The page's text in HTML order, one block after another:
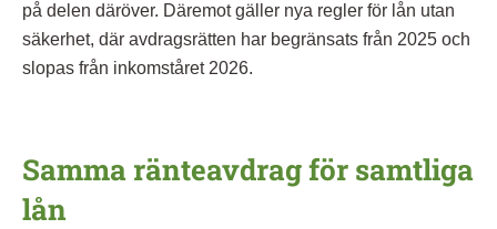
på delen däröver. Däremot gäller nya regler för lån utan
säkerhet, där avdragsrätten har begränsats från 2025 och
slopas från inkomståret 2026.
Samma ränteavdrag för samtliga
lån